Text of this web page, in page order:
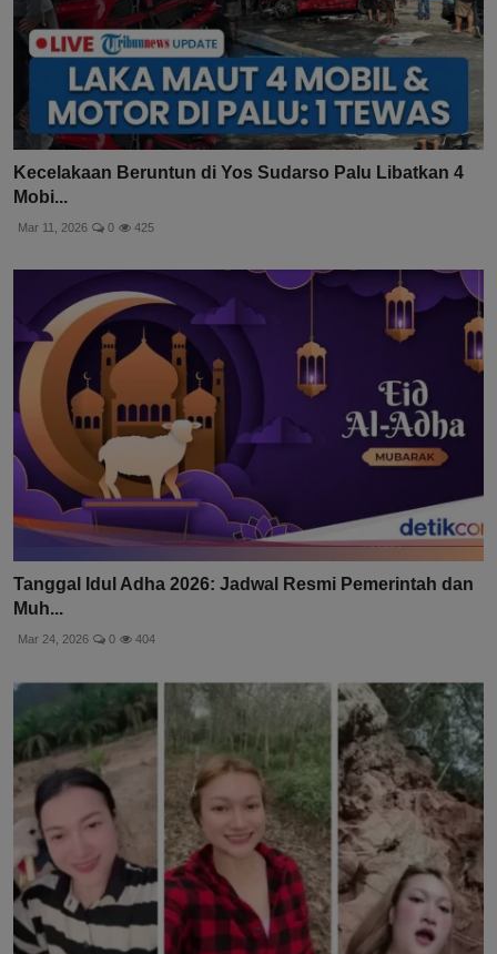
Kecelakaan Beruntun di Yos Sudarso Palu Libatkan 4
Mobi...
Mar 11, 2026 0 425
Tanggal Idul Adha 2026: Jadwal Resmi Pemerintah dan
Muh...
Mar 24, 2026 0 404